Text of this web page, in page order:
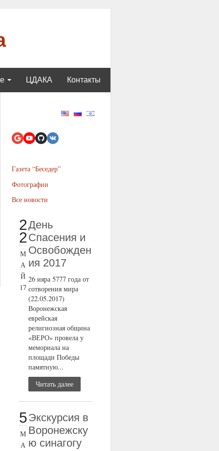
ЦДАКА Контакты
Газета “Беседер”
Фотографии
Все новости
2
2
М
А
Й
17
День
Спасения и
Освобожден
ия 2017
26 ияра 5777 года от
сотворения мира
(22.05.2017)
Воронежская
еврейская
религиозная община
«ВЕРО» провела у
мемориала на
площади Победы
памятную...
Читать далее
5
М
А
Экскурсия в
Воронежску
ю синагогу